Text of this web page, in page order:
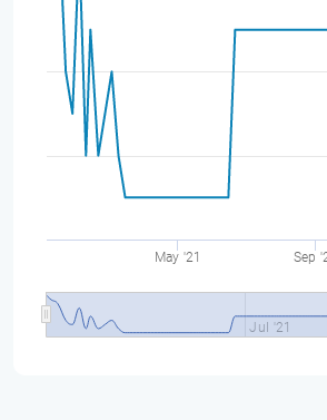
May '21 Sep
Jul '21